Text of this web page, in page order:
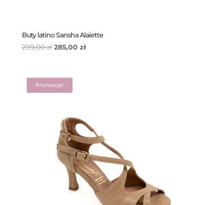
Buty latino Sansha Alaiette
299,00zł Pierwotna
299,00 zł.
285,00 złAktualna
Promocja!